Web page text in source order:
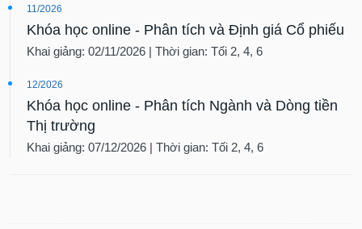
11/2026
Khóa học online - Phân tích và Định giá Cổ phiếu
Khai giảng: 02/11/2026 | Thời gian: Tối 2, 4, 6
12/2026
Khóa học online - Phân tích Ngành và Dòng tiền
Thị trường
Khai giảng: 07/12/2026 | Thời gian: Tối 2, 4, 6